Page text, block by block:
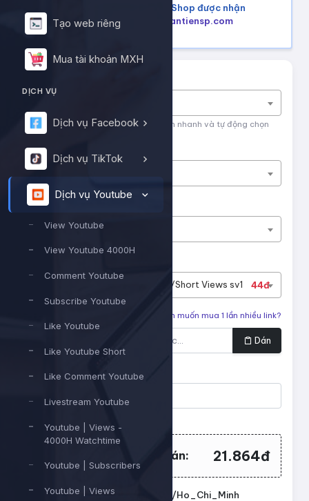
Tạo web riêng
Mua tài khoản MXH
DỊCH VỤ
Dịch vụ Facebook
Dịch vụ TikTok
Dịch vụ Youtube
View Youtube
View Youtube 4000H
Comment Youtube
Subscribe Youtube
Like Youtube
Like Youtube Short
Like Comment Youtube
Livestream Youtube
Youtube | Views -
4000H Watchtime
Youtube | Subscribers
Youtube | Views
Mua hàng trên Shopee, Tiktok Shop được nhận
lại tiền hoàn, tham khảo tại
hoantiensp.com
Nhập tên hoặc ID dịch vụ để tìm kiếm nhanh và tự động chọn
Nền tảng
Phân loại
View Youtube
Youtube - Video/Short Views sv1 44đ
Bạn muốn mua 1 lần nhiều link?
Dán
Tổng tiền cần thanh toán: 21.864đ
Đặt lịch chạy. Múi giờ: Asia/Ho_Chi_Minh